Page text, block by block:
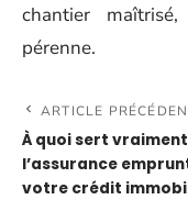
chantier
pérenne.
ARTICLE
À quoi sert vraiment
l’assurance
votre crédit